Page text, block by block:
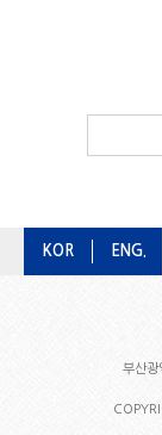
KOR ENG.
부산